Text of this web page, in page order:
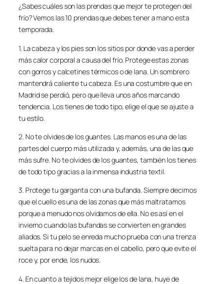
¿Sabes cuáles son las prendas que mejor te protegen del
frío? Vemos las 10 prendas que debes tener a mano esta
temporada.
1. La cabeza y los pies son los sitios por donde vas a perder
más calor corporal a causa del frío. Protege estas zonas
con gorros y calcetines térmicos o de lana. Un sombrero
mantendrá caliente tu cabeza. Es una costumbre que en
Madrid se perdió, pero que lleva unos años marcando
tendencia. Los tienes de todo tipo, elige el que se ajuste a
tu estilo.
2. No te olvides de los guantes. Las manos es una de las
partes del cuerpo más utilizada y, además, una de las que
más sufre. No te olvides de los guantes, también los tienes
de todo tipo gracias a la inmensa industria textil.
3. Protege tu garganta con una bufanda. Siempre decimos
que el cuello es una de las zonas que más maltratamos
porque a menudo nos olvidamos de ella. No es así en el
invierno cuando las bufandas se convierten en grandes
aliados. Si tu pelo se enreda mucho prueba con una trenza
suelta para no dejar marcas en el cabello, pero que evite el
roce y, por ende, los nudos.
4. En cuanto a tejidos mejor elige los de lana, huye de